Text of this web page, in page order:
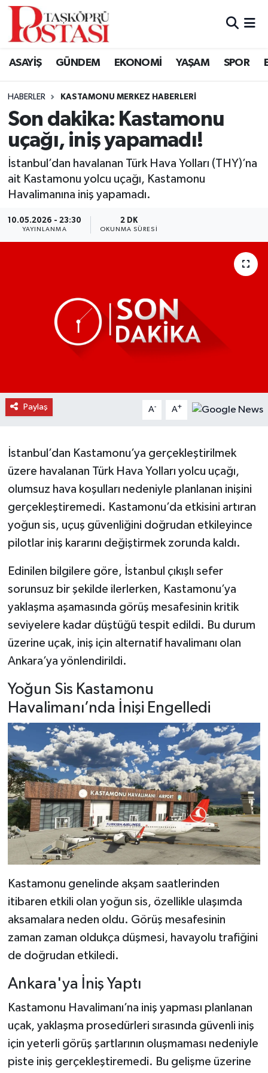
ASAYİŞ GÜNDEM EKONOMİ YAŞAM SPOR
HABERLER KASTAMONU MERKEZ HABERLERI
Son dakika: Kastamonu
uçağı, iniş yapamadı!
İstanbul’dan havalanan Türk Hava Yolları (THY)’na
ait Kastamonu yolcu uçağı, Kastamonu
Havalimanına iniş yapamadı.
10.05.2026 - 23:30
YAYINLANMA
2 DK
OKUNMA SÜRESI
Paylaş A- A+
İstanbul’dan Kastamonu’ya gerçekleştirilmek
üzere havalanan Türk Hava Yolları yolcu uçağı,
olumsuz hava koşulları nedeniyle planlanan inişini
gerçekleştiremedi. Kastamonu’da etkisini artıran
yoğun sis, uçuş güvenliğini doğrudan etkileyince
pilotlar iniş kararını değiştirmek zorunda kaldı.
Edinilen bilgilere göre, İstanbul çıkışlı sefer
sorunsuz bir şekilde ilerlerken, Kastamonu’ya
yaklaşma aşamasında görüş mesafesinin kritik
seviyelere kadar düştüğü tespit edildi. Bu durum
üzerine uçak, iniş için alternatif havalimanı olan
Ankara’ya yönlendirildi.
Yoğun Sis Kastamonu
Havalimanı’nda İnişi Engelledi
Kastamonu genelinde akşam saatlerinden
itibaren etkili olan yoğun sis, özellikle ulaşımda
aksamalara neden oldu. Görüş mesafesinin
zaman zaman oldukça düşmesi, havayolu trafiğini
de doğrudan etkiledi.
Ankara'ya İniş Yaptı
Kastamonu Havalimanı’na iniş yapması planlanan
uçak, yaklaşma prosedürleri sırasında güvenli iniş
için yeterli görüş şartlarının oluşmaması nedeniyle
piste iniş gerçekleştiremedi. Bu gelişme üzerine
Kastamonu Vefat Edenler
Araç Haberleri
Azdavay Haberleri
Bozkurt Haberleri
Çatalzeytin Haberleri
Devrekani Haberleri
Doğanyurt Haberleri
İhsangazi Haberleri
Küre Haberleri
Merkez Haberleri
Pınarbaşı Haberleri
Şenpazar Haberleri
Seydiler Haberleri
Taşköprü Haberleri
Tosya Haberleri
Karadeniz Haberleri
Teknoloji Haberleri
Siyaset Haberleri
Dünya Haberleri
Yerel Haberler